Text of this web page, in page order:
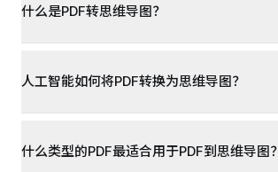
什么是PDF转思维导图？
人工智能如何将PDF转换为思维导图？
什么类型的PDF最适合用于PDF到思维导图？